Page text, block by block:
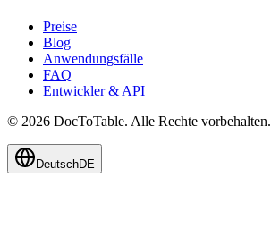
Preise
Blog
Anwendungsfälle
FAQ
Entwickler & API
© 2026 DocToTable. Alle Rechte vorbehalten.
DeutschDE